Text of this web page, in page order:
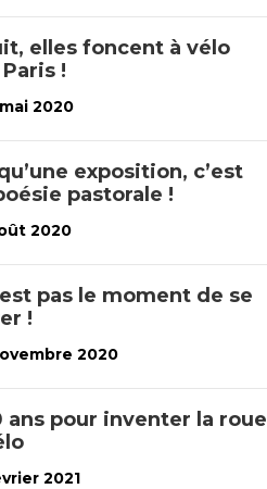
elles foncent à vélo
!
2020
exposition, c’est
pastorale !
2020
pas le moment de se
!
2020
ans pour inventer la roue
2021